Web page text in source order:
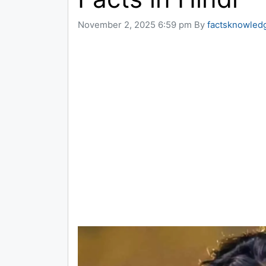
November 2, 2025 6:59 pm By